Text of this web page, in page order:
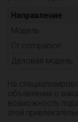
Направление
Модель
Ст companion
Деловая модель
На
объявления о
возможность
этой